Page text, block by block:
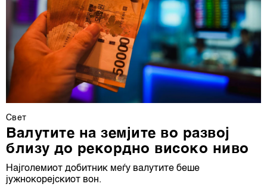
Свет
Валутите на земјите во развој
близу до рекордно високо ниво
Најголемиот добитник меѓу валутите беше
јужнокорејскиот вон.